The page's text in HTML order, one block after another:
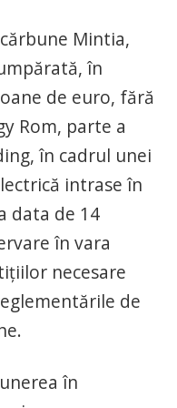
Mintia,
în
de euro, fără
Rom, parte a
în cadrul unei
intrase în
data de 14
în vara
necesare
de
în